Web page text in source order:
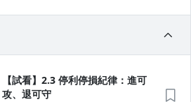
【試看】2.3 停利停損紀律：進可
攻、退可守